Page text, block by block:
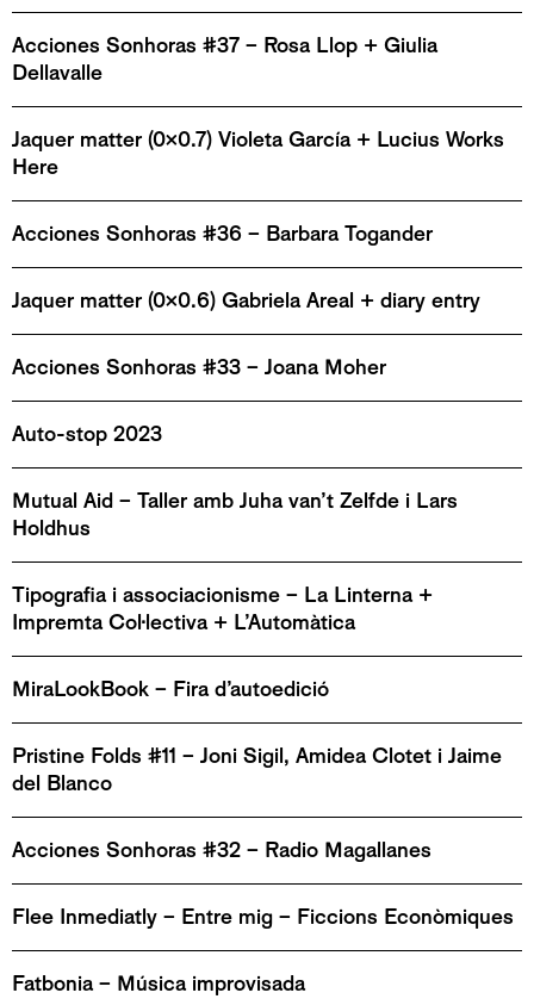
Acciones Sonhoras #37 – Rosa Llop + Giulia
Dellavalle
Jaquer matter (0x0.7) Violeta García + Lucius Works
Here
Acciones Sonhoras #36 – Barbara Togander
Jaquer matter (0x0.6) Gabriela Areal + diary entry
Acciones Sonhoras #33 – Joana Moher
Auto-stop 2023
Mutual Aid – Taller amb Juha van’t Zelfde i Lars
Holdhus
Tipografia i associacionisme – La Linterna +
Impremta Col·lectiva + L’Automàtica
MiraLookBook – Fira d’autoedició
Pristine Folds #11 – Joni Sigil, Amidea Clotet i Jaime
del Blanco
Acciones Sonhoras #32 – Radio Magallanes
Flee Inmediatly – Entre mig – Ficcions Econòmiques
Fatbonia – Música improvisada